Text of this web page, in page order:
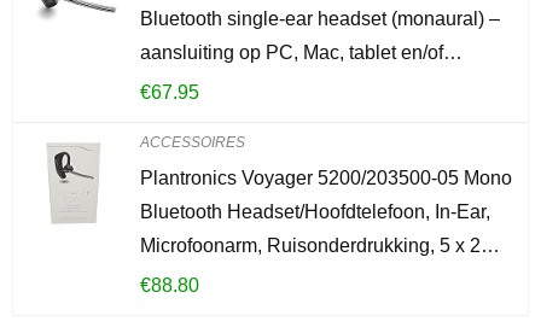
Bluetooth single-ear headset (monaural) –
aansluiting op PC, Mac, tablet en/of…
€67.95
ACCESSOIRES
Plantronics Voyager 5200/203500-05 Mono
Bluetooth Headset/Hoofdtelefoon, In-Ear,
Microfoonarm, Ruisonderdrukking, 5 x 2…
€88.80